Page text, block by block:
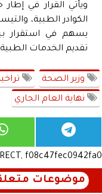
ويأتي القرار في
الكوادر الطبية،
يسهم في استقرار
تقديم الخدمات
وزير الصحة
نهاية العام الجاري
f08c47fec0942fa0
موضوعات